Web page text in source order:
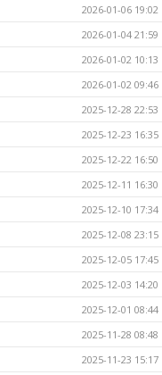
2026-01-06 19:02
2026-01-04 21:59
2026-01-02 10:13
2026-01-02 09:46
2025-12-28 22:53
2025-12-23 16:35
2025-12-22 16:50
2025-12-11 16:30
2025-12-10 17:34
2025-12-08 23:15
2025-12-05 17:45
2025-12-03 14:20
2025-12-01 08:44
2025-11-28 08:48
2025-11-23 15:17